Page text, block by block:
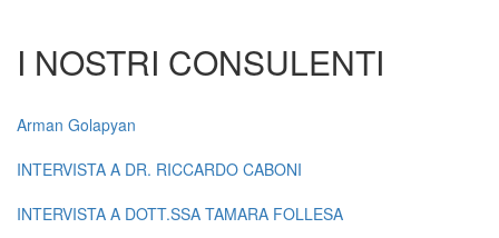
I NOSTRI CONSULENTI
Arman Golapyan
INTERVISTA A DR. RICCARDO CABONI
INTERVISTA A DOTT.SSA TAMARA FOLLESA